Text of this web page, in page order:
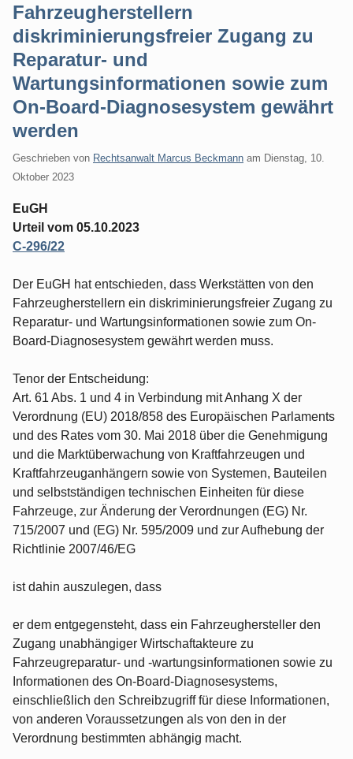
Fahrzeugherstellern
diskriminierungsfreier Zugang zu
Reparatur- und
Wartungsinformationen sowie zum
On-Board-Diagnosesystem gewährt
werden
Geschrieben von Rechtsanwalt Marcus Beckmann am Dienstag, 10.
Oktober 2023
EuGH
Urteil vom 05.10.2023
C-296/22
Der EuGH hat entschieden, dass Werkstätten von den
Fahrzeugherstellern ein diskriminierungsfreier Zugang zu
Reparatur- und Wartungsinformationen sowie zum On-
Board-Diagnosesystem gewährt werden muss.
Tenor der Entscheidung:
Art. 61 Abs. 1 und 4 in Verbindung mit Anhang X der
Verordnung (EU) 2018/858 des Europäischen Parlaments
und des Rates vom 30. Mai 2018 über die Genehmigung
und die Marktüberwachung von Kraftfahrzeugen und
Kraftfahrzeuganhängern sowie von Systemen, Bauteilen
und selbstständigen technischen Einheiten für diese
Fahrzeuge, zur Änderung der Verordnungen (EG) Nr.
715/2007 und (EG) Nr. 595/2009 und zur Aufhebung der
Richtlinie 2007/46/EG
ist dahin auszulegen, dass
er dem entgegensteht, dass ein Fahrzeughersteller den
Zugang unabhängiger Wirtschaftakteure zu
Fahrzeugreparatur- und ‑wartungsinformationen sowie zu
Informationen des On-Board-Diagnosesystems,
einschließlich den Schreibzugriff für diese Informationen,
von anderen Voraussetzungen als von den in der
Verordnung bestimmten abhängig macht.